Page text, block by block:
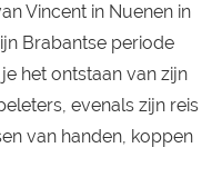
Vincent in Nuenen in
Brabantse periode
het ontstaan van zijn
evenals zijn reis
van handen, koppen